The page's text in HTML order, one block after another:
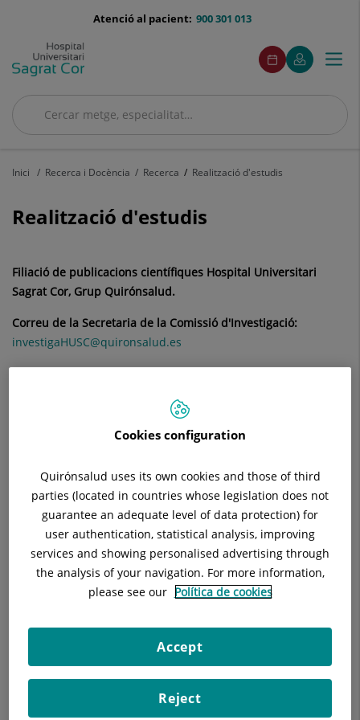
menu-
900 301 013
Atenció al pacient:
Cercar
Cercar
menuAcceso
Demaneu
cita
Aquest
enllaç
s'obrirà
una
El
meu
Aquest
enllaç
s'obrirà
una
finestra
Menú
Inici Recerca i Docència Recerca Realització d'estudis
Realització d'estudis
Filiació de publicacions científiques Hospital Universitari
Sagrat Cor, Grup Quirónsalud.
Correu de la Secretaria de la Comissió d'Investigació:
investigaHUSC@quironsalud.es
Plantilla corporativa que s'ha de fer servir sempre. L'única
excepció és que les bases del congrés aportin la propia.
Filiació correcta: Hospital Universitari Sagrat Cor, Grupo
Plantilla de suport per comunicacions orals
Plantilla corporativa que s'ha de fer servir sempre. L'única
excepció és que les bases del congrés aportin plantilla
pròpia. Filiació correcta: Hospital Universitari Sagrat Cor,
Grupo Quirónsalud.
l'opció "Descarregar adjunt".
Cookies configuration
Quirónsalud uses its own cookies and those of third
parties (located in countries whose legislation does not
guarantee an adequate level of data protection) for
user authentication, statistical analysis, improving
services and showing personalised advertising through
the analysis of your navigation. For more information,
please see our Política de cookies
Reject
Accept